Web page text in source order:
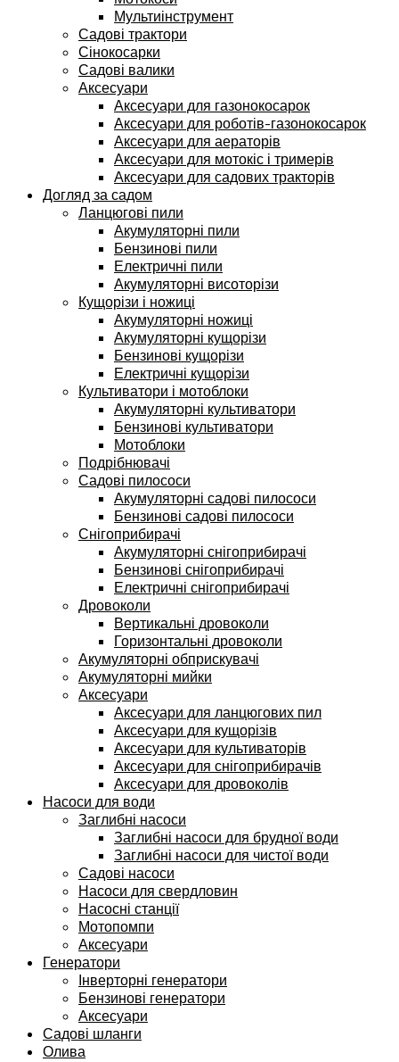
Мультиінструмент
Садові трактори
Сінокосарки
Садові валики
Аксесуари
Аксесуари для газонокосарок
Аксесуари для роботів-газонокосарок
Аксесуари для аераторів
Аксесуари для мотокіс і тримерів
Аксесуари для садових тракторів
Догляд за садом
Ланцюгові пили
Акумуляторні пили
Бензинові пили
Електричні пили
Акумуляторні висоторізи
Кущорізи і ножиці
Акумуляторні ножиці
Акумуляторні кущорізи
Бензинові кущорізи
Електричні кущорізи
Культиватори і мотоблоки
Акумуляторні культиватори
Бензинові культиватори
Мотоблоки
Подрібнювачі
Садові пилососи
Акумуляторні садові пилососи
Бензинові садові пилососи
Снігоприбирачі
Акумуляторні снігоприбирачі
Бензинові снігоприбирачі
Електричні снігоприбирачі
Дровоколи
Вертикальні дровоколи
Горизонтальні дровоколи
Акумуляторні обприскувачі
Акумуляторні мийки
Аксесуари
Аксесуари для ланцюгових пил
Аксесуари для кущорізів
Аксесуари для культиваторів
Аксесуари для снігоприбирачів
Аксесуари для дровоколів
Насоси для води
Заглибні насоси
Заглибні насоси для брудної води
Заглибні насоси для чистої води
Садові насоси
Насоси для свердловин
Насосні станції
Мотопомпи
Аксесуари
Генератори
Інверторні генератори
Бензинові генератори
Аксесуари
Садові шланги
Олива